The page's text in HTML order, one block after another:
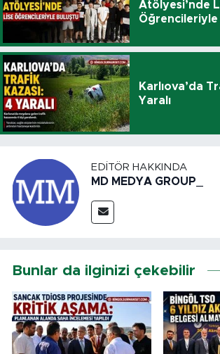
Atölyesi’nde
Öğrencileriyle
Karlıova’da
Yaralı
EDITÖR HAKKINDA
MD MEDYA GROUP_
Bunlar da ilginizi çekebilir